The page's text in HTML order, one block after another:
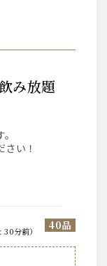
い！
:30分前） 40品